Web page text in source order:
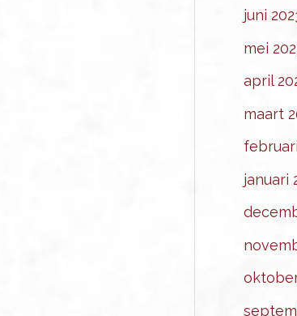
juni
mei
april
maart
januari